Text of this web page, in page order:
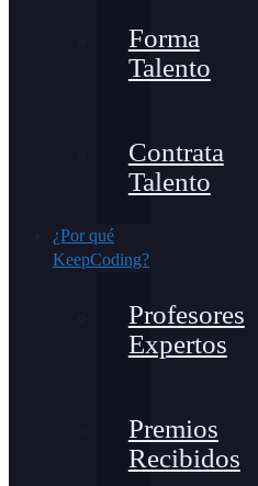
Forma
Talento
Contrata
Talento
¿Por qué
KeepCoding?
Profesores
Expertos
Premios
Recibidos